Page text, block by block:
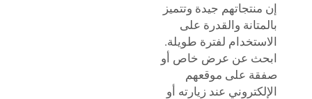
إن منتجاتهم جيدة وتتميز
بالمتانة والقدرة على
الاستخدام لفترة طويلة.
ابحث عن عرض خاص أو
صفقة على موقعهم
الإلكتروني عند زيارته أو